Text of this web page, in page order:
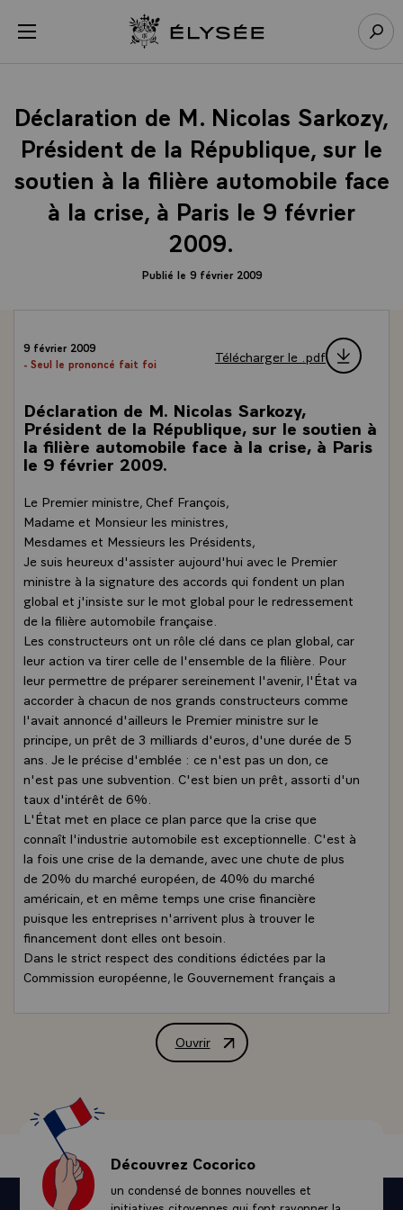
menu Retour à l’accueil Élysée
Déclaration de M. Nicolas Sarkozy,
Président de la République, sur le
soutien à la filière automobile face
à la crise, à Paris le 9 février
2009.
Publié le 9 février 2009
9 février 2009
- Seul le prononcé fait foi
Télécharger le .pdf
Déclaration de M. Nicolas Sarkozy,
Président de la République, sur le soutien à
la filière automobile face à la crise, à Paris
le 9 février 2009.
Le Premier ministre, Chef François,
Madame et Monsieur les ministres,
Mesdames et Messieurs les Présidents,
Je suis heureux d'assister aujourd'hui avec le Premier
ministre à la signature des accords qui fondent un plan
global et j'insiste sur le mot global pour le redressement
de la filière automobile française.
Les constructeurs ont un rôle clé dans ce plan global, car
leur action va tirer celle de l'ensemble de la filière. Pour
leur permettre de préparer sereinement l'avenir, l'État va
accorder à chacun de nos grands constructeurs comme
l'avait annoncé d'ailleurs le Premier ministre sur le
principe, un prêt de 3 milliards d'euros, d'une durée de 5
ans. Je le précise d'emblée : ce n'est pas un don, ce
n'est pas une subvention. C'est bien un prêt, assorti d'un
taux d'intérêt de 6%.
L'État met en place ce plan parce que la crise que
connaît l'industrie automobile est exceptionnelle. C'est à
la fois une crise de la demande, avec une chute de plus
de 20% du marché européen, de 40% du marché
américain, et en même temps une crise financière
puisque les entreprises n'arrivent plus à trouver le
financement dont elles ont besoin.
Dans le strict respect des conditions édictées par la
Commission européenne, le Gouvernement français a
le cadre des états généraux de l'automobile.
Les constructeurs devront utiliser ces sommes pour
pour mettre au point des véhicules peu émetteurs de
CO2. Pour améliorer le moteur à combustion, pour
développer les moteurs électriques rechargeables. Le
paquet climat adopté par l'Union européenne fixe des
objectifs très ambitieux, il faudra les respecter et
d'autant plus les respecter que ces nouvelles: ouvrent un
Ouvrir
Déclaration de M. Nicolas Sarkozy,
Découvrez Cocorico
un condensé de bonnes nouvelles et
Panneau de gestion des cookies